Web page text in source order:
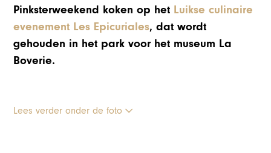
Pinksterweekend koken op het Luikse culinaire
evenement Les Epicuriales, dat wordt
gehouden in het park voor het museum La
Boverie.
Lees verder onder de foto